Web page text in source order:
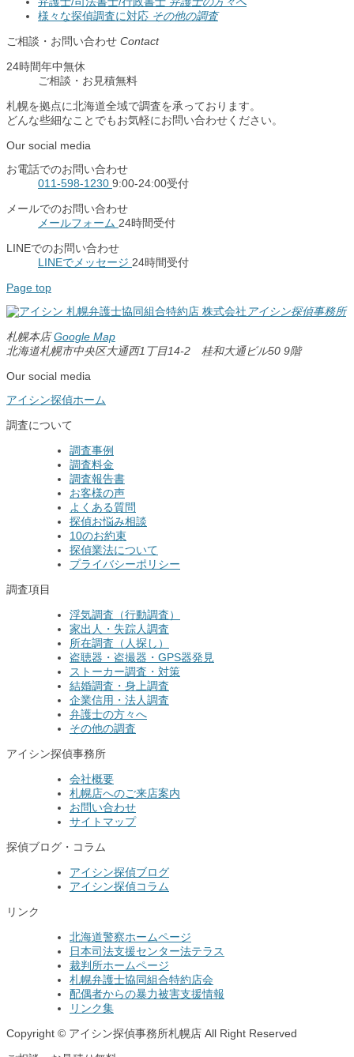
様々な探偵調査に対応 その他の調査
ご相談・お問い合わせ Contact
24時間年中無休
ご相談 ・ お見積無料
札幌を拠点に北海道全域で調査を承っております。
どんな些細なことでもお気軽にお問い合わせください。
Our social media
お電話でのお問い合わせ
011-598-1230 9:00-24:00受付
メールでのお問い合わせ
メールフォーム 24時間受付
LINEでのお問い合わせ
LINEでメッセージ 24時間受付
Page top
札幌弁護士協同組合特約店 株式会社 アイシン探偵事務所
札幌本店Google Map
北海道札幌市中央区大通西1丁目14-2 桂和大通ビル50 9階
Our social media
アイシン探偵ホーム
調査について
調査事例
調査料金
調査報告書
お客様の声
よくある質問
探偵お悩み相談
10のお約束
探偵業法について
プライバシーポリシー
調査項目
浮気調査（行動調査）
家出人・失踪人調査
所在調査（人探し）
盗聴器・盗撮器・GPS器発見
ストーカー調査・対策
結婚調査・身上調査
企業信用・法人調査
弁護士の方々へ
その他の調査
アイシン探偵事務所
会社概要
札幌店へのご来店案内
お問い合わせ
サイトマップ
探偵ブログ・コラム
アイシン探偵ブログ
アイシン探偵コラム
リンク
北海道警察ホームページ
日本司法支援センター法テラス
裁判所ホームページ
札幌弁護士協同組合特約店会
配偶者からの暴力被害支援情報
リンク集
Copyright © アイシン探偵事務所札幌店 All Right Reserved